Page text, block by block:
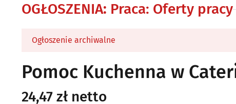
OGŁOSZENIA: Praca: Oferty pracy
Ogłoszenie archiwalne
Pomoc Kuchenna w
24,47 zł netto